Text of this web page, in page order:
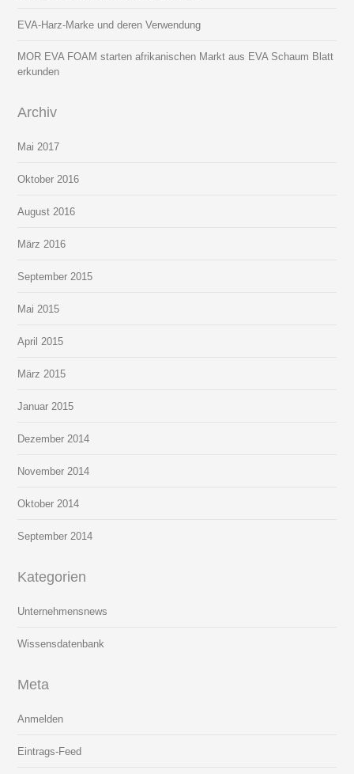
EVA-Harz-Marke und deren Verwendung
MOR EVA FOAM starten afrikanischen Markt aus EVA Schaum Blatt
erkunden
Archiv
Mai 2017
Oktober 2016
August 2016
März 2016
September 2015
Mai 2015
April 2015
März 2015
Januar 2015
Dezember 2014
November 2014
Oktober 2014
September 2014
Kategorien
Unternehmensnews
Wissensdatenbank
Meta
Anmelden
Eintrags-Feed